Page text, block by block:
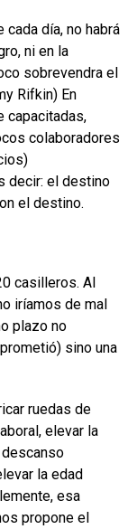
día, no habrá
ni en la
sobrevendra el
Rifkin) En
capacitadas,
colaboradores
decir: el destino
el destino.
casilleros. Al
iríamos de mal
plazo no
sino una
ruedas de
elevar la
descanso
la edad
esa
propone el